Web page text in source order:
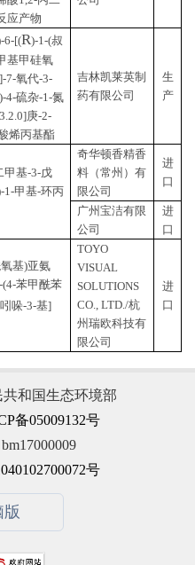
(二、三和四)
季戊四醇酯
酸1,2-丙二
反应产物
Ltd./
商务咨询有限
S )-6-[(R )-1-(叔
基甲硅氧
]-7-氧代-3-
[3.2.0]庚-2-
酸烯丙基酯
药有限公司
产
奇华顿香精香
料（常州）有
限公司
口
广州宝洁有限
公司
氧基)亚氨
-吲哚-3-基]
TOYO
VISUAL
SOLUTIONS
CO., LTD./杭
州瑞欧科技有
限公司
口
和国生态环境部
备05009132号
号
版